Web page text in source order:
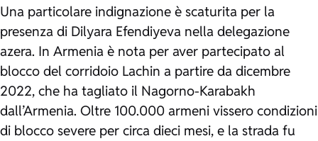
Una particolare indignazione è scaturita per la
presenza di Dilyara Efendiyeva nella delegazione
azera. In Armenia è nota per aver partecipato al
blocco del corridoio Lachin a partire da dicembre
2022, che ha tagliato il Nagorno-Karabakh
dall’Armenia. Oltre 100.000 armeni vissero condizioni
di blocco severe per circa dieci mesi, e la strada fu